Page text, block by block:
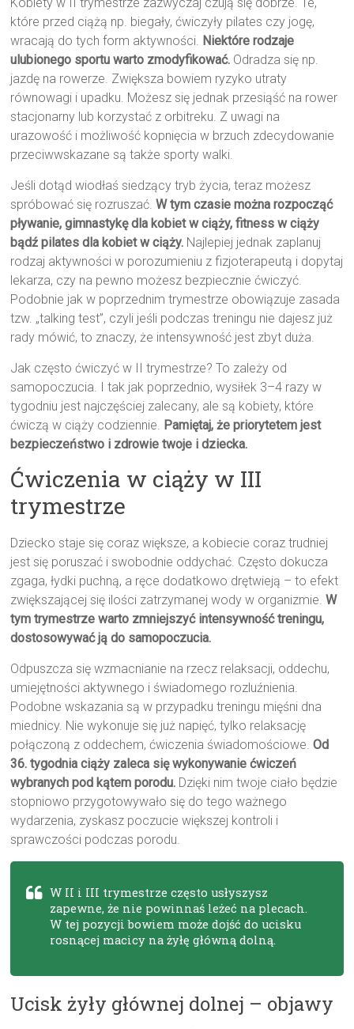
które przed ciążą np. biegały, ćwiczyły pilates czy jogę,
wracają do tych form aktywności. Niektóre rodzaje
ulubionego sportu warto zmodyfikować. Odradza się np.
jazdę na rowerze. Zwiększa bowiem ryzyko utraty
równowagi i upadku. Możesz się jednak przesiąść na rower
stacjonarny lub korzystać z orbitreku. Z uwagi na
urazowość i możliwość kopnięcia w brzuch zdecydowanie
przeciwwskazane są także sporty walki.
Jeśli dotąd wiodłaś siedzący tryb życia, teraz możesz
spróbować się rozruszać.W tym czasie można rozpocząć
pływanie, gimnastykę dla kobiet w ciąży, fitness w ciąży
bądź pilates dla kobiet w ciąży. Najlepiej jednak zaplanuj
rodzaj aktywności w porozumieniu z fizjoterapeutą i dopytaj
lekarza, czy na pewno możesz bezpiecznie ćwiczyć.
Podobnie jak w poprzednim trymestrze obowiązuje zasada
tzw. „talking test”, czyli jeśli podczas treningu nie dajesz już
rady mówić, to znaczy, że intensywność jest zbyt duża.
Jak często ćwiczyć w II trymestrze? To zależy od
samopoczucia. I tak jak poprzednio, wysiłek 3–4 razy w
tygodniu jest najczęściej zalecany, ale są kobiety, które
ćwiczą w ciąży codziennie. Pamiętaj, że priorytetem jest
bezpieczeństwo i zdrowie twoje i dziecka.
Ćwiczenia w ciąży w III
trymestrze
Dziecko staje się coraz większe, a kobiecie coraz trudniej
jest się poruszać i swobodnie oddychać. Często dokucza
zgaga, łydki puchną, a ręce dodatkowo drętwieją – to efekt
zwiększającej się ilości zatrzymanej wody w organizmie.W
tym trymestrze warto zmniejszyć intensywność treningu,
dostosowywać ją do samopoczucia.
Odpuszcza się wzmacnianie na rzecz relaksacji, oddechu,
umiejętności aktywnego i świadomego rozluźnienia.
Podobne wskazania są w przypadku treningu mięśni dna
miednicy. Nie wykonuje się już napięć, tylko relaksację
połączoną z oddechem, ćwiczenia świadomościowe. Od
36. tygodnia ciąży zaleca się wykonywanie ćwiczeń
wybranych pod kątem porodu. Dzięki nim twoje ciało będzie
stopniowo przygotowywało się do tego ważnego
wydarzenia, zyskasz poczucie większej kontroli i
sprawczości podczas porodu.
W II i III trymestrze często usłyszysz
zapewne, że nie powinnaś leżeć na plecach.
W tej pozycji bowiem może dojść do ucisku
rosnącej macicy na żyłę główną dolną.
Ucisk żyły głównej dolnej – objawy